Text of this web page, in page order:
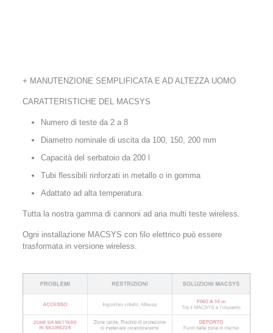
+ MANUTENZIONE SEMPLIFICATA E AD ALTEZZA UOMO
CARATTERISTICHE DEL MACSYS
Numero di teste da 2 a 8
Diametro nominale di uscita da 100, 150, 200 mm
Capacità del serbatoio da 200 l
Tubi flessibili rinforzati in metallo o in gomma
Adattato ad alta temperatura.
Tutta la nostra gamma di cannoni ad aria multi teste wireless.
Ogni installazione MACSYS con filo elettrico può essere
trasformata in versione wireless.